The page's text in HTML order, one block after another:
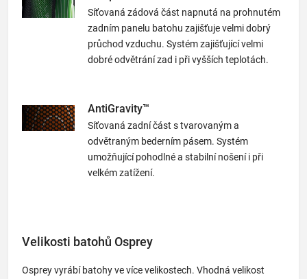
Síťovaná zádová část napnutá na prohnutém
zadním panelu batohu zajišťuje velmi dobrý
průchod vzduchu. Systém zajišťující velmi
dobré odvětrání zad i při vyšších teplotách.
AntiGravity™
Síťovaná zadní část s tvarovaným a
odvětraným bederním pásem. Systém
umožňující pohodlné a stabilní nošení i při
velkém zatížení.
Velikosti batohů Osprey
Osprey vyrábí batohy ve více velikostech. Vhodná velikost